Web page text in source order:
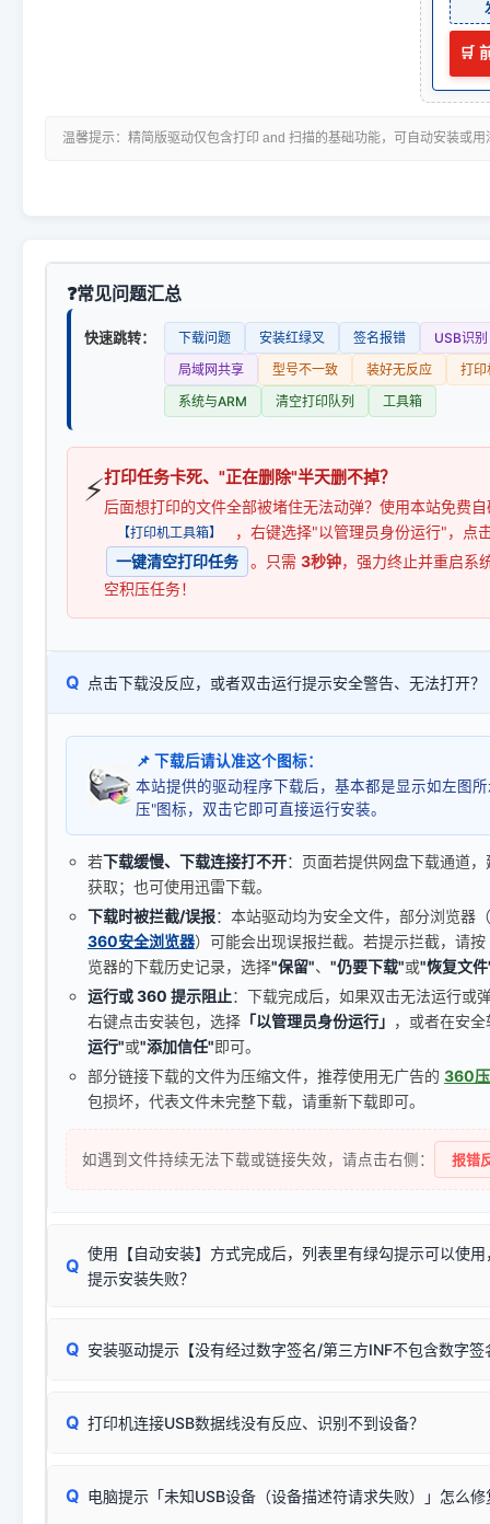
🛒
温馨提示：精简版驱动仅包含打印 and 扫描的基础功能，可自动安装或
常见问题汇总
快速跳转： 下载问题 安装红绿叉 签名报错
USB识别
局域网共享
型号不一致 装好无反应
打印
系统与ARM
清空打印队列 工具箱
⚡打印任务卡死、"正在删除"半天删不掉？
后面想打印的文件全部被堵住无法动弹？使用本站免费
【打印机工具箱】
，右键选择"以管理员身份运行"，点
一键清空打印任务
。只需 3秒钟，强力终止并重启系
空积压任务！
Q 点击下载没反应，或者双击运行提示安全警告、无法打开？
📌 下载后请认准这个图标：
本站提供的驱动程序下载后，基本都是显示如左图
压"图标，双击它即可直接运行安装。
若下载缓慢、下载连接打不开：页面若提供网盘下载通道
获取；也可使用迅雷下载。
下载时被拦截/误报：本站驱动均为安全文件，部分浏览器
360安全浏览器）可能会出现误报拦截。若提示拦截，请按
览器的下载历史记录，选择"保留"、 "仍要下载"或"恢复文
运行或 360 提示阻止：下载完成后，如果双击无法运行或
右键点击安装包，选择 「以管理员身份运行」 ，或者在安
运行"或"添加信任"即可。
部分链接下载的文件为压缩文件，推荐使用无广告的 360
包损坏，代表文件未完整下载，请重新下载即可。
如遇到文件持续无法下载或链接失效，请点击右侧： 报错
Q
使用【自动安装】方式完成后，列表里有绿勾提示可以使
提示安装失败？
由于本站驱动包集成了32位和64位驱动，自动安装程序在运
✔ 可以使用了
：代表与您当
（被自动跳过），并不影响正
Q 安装驱动提示【没有经过数字签名/第三方INF不包含数字
往往会弹出此类提示。
系统（如 Win10/Win11 最新版）已彻底不再识别老旧驱
致安装失败。请尝试以下方案：
Q 打印机连接USB数据线没有反应、识别不到设备？
首先确认打印机电源已开启，USB数据线两端已完全插紧；
Q 电脑提示「未知USB设备（设备描述符请求失败）」怎么修